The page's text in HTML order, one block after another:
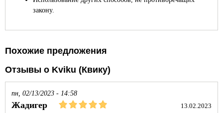
закону.
Похожие предложения
Отзывы о Kviku (Квику)
пн, 02/13/2023 - 14:58
Жадигер 13.02.2023